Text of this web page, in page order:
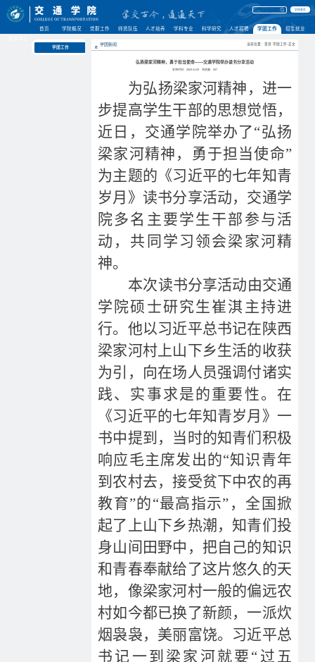
学校首页
首页 学院概况 党群工作 师资队伍 人才培养 学科专业 科学研究 人才招聘 学团工作 招生就业
学团工作
学团新闻 当前位置：首页-学团工作-正文
弘扬梁家河精神，勇于担当使命——交通学院举办读书分享活动
发布时间：2023-11-23 浏览量： 207
为弘扬梁家河精神，进一
步提高学生干部的思想觉悟，
近日，交通学院举办了“弘扬
梁家河精神，勇于担当使命”
为主题的《习近平的七年知青
岁月》读书分享活动，交通学
院多名主要学生干部参与活
动，共同学习领会梁家河精
神。
本次读书分享活动由交通
学院硕士研究生崔淇主持进
行。他以习近平总书记在陕西
梁家河村上山下乡生活的收获
为引，向在场人员强调付诸实
践、实事求是的重要性。在
《习近平的七年知青岁月》一
书中提到，当时的知青们积极
响应毛主席发出的“知识青年
到农村去，接受贫下中农的再
教育”的“最高指示”，全国掀
起了上山下乡热潮，知青们投
身山间田野中，把自己的知识
和青春奉献给了这片悠久的天
地，像梁家河村一般的偏远农
村如今都已换了新颜，一派炊
烟袅袅，美丽富饶。习近平总
书记一到梁家河就要“过五